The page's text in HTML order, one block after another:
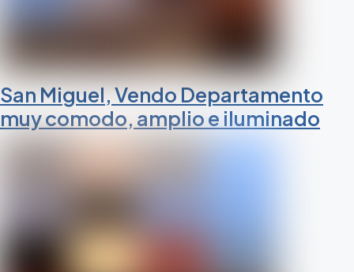
San Miguel, Vendo Departamento
muy comodo, amplio e iluminado